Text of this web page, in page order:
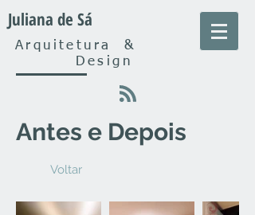
Arquitetura&
Design
Juliana de Sá
Antes e Depois
Voltar